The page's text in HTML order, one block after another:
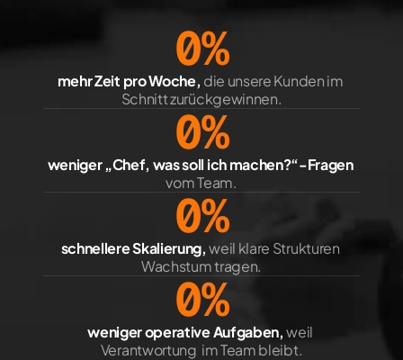
0%
mehr Zeit pro Woche, die unsere Kunden im
Schnitt zurückgewinnen.
0%
weniger „Chef, was soll ich machen?“-Fragen
vom Team.
0%
schnellere Skalierung, weil klare Strukturen
Wachstum tragen.
0%
weniger operative Aufgaben, weil
Verantwortung  im Team bleibt.